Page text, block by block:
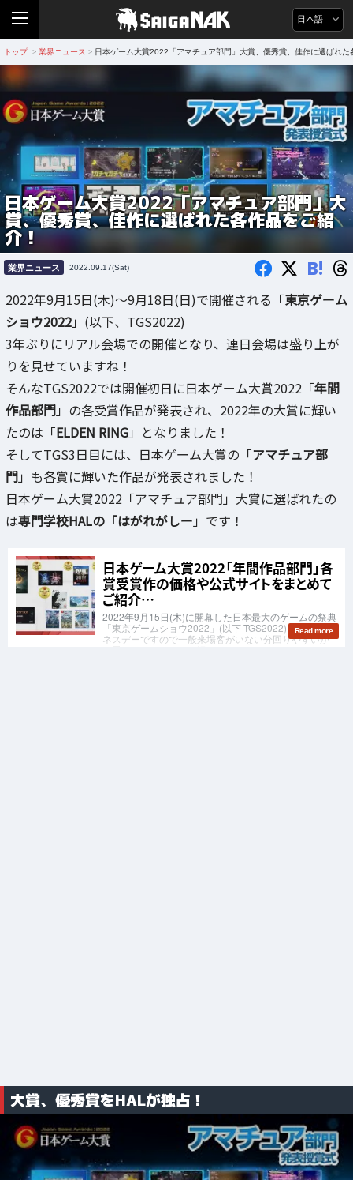
日本語
トップ > 業界ニュース > 日本ゲーム大賞2022「アマチュア部門」大賞、優秀賞、佳作に選ばれた
日本ゲーム大賞2022「アマチュア部門」大
賞、優秀賞、佳作に選ばれた各作品をご紹
介！
業界ニュース 2022.09.17(Sat) B!
2022年9月15日(木)～9月18日(日)で開催される「東京ゲーム
ショウ2022」(以下、TGS2022)
3年ぶりにリアル会場での開催となり、連日会場は盛り上が
りを見せていますね！
そんなTGS2022では開催初日に日本ゲーム大賞2022「年間
作品部門」の各受賞作品が発表され、2022年の大賞に輝い
たのは「ELDEN RING」となりました！
そしてTGS3日目には、日本ゲーム大賞の「アマチュア部
門」も各賞に輝いた作品が発表されました！
日本ゲーム大賞2022「アマチュア部門」大賞に選ばれたの
は専門学校HALの「はがれがしー 」です！
大賞、優秀賞をHALが独占！